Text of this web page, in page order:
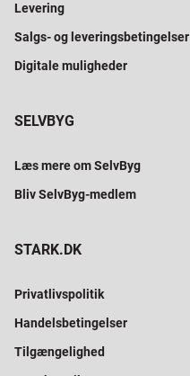
Levering
Salgs- og leveringsbetingelser
Digitale muligheder
SELVBYG
Læs mere om SelvByg
Bliv SelvByg-medlem
STARK.DK
Privatlivspolitik
Handelsbetingelser
Tilgængelighed